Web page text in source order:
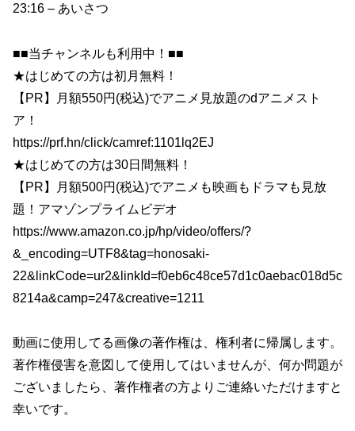
23:16 – あいさつ
■■当チャンネルも利用中！■■
★はじめての方は初月無料！
【PR】月額550円(税込)でアニメ見放題のdアニメスト
ア！
https://prf.hn/click/camref:1101lq2EJ
★はじめての方は30日間無料！
【PR】月額500円(税込)でアニメも映画もドラマも見放
題！アマゾンプライムビデオ
https://www.amazon.co.jp/hp/video/offers/?
&_encoding=UTF8&tag=honosaki-
22&linkCode=ur2&linkId=f0eb6c48ce57d1c0aebac018d5c
8214a&camp=247&creative=1211
動画に使用してる画像の著作権は、権利者に帰属します。
著作権侵害を意図して使用してはいませんが、何か問題が
ございましたら、著作権者の方よりご連絡いただけますと
幸いです。